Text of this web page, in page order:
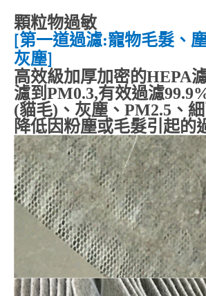
顆粒物過敏
第一道過濾:寵物毛髮、
灰塵
高效級加厚加密的HEPA
濾到 PM0.3,有效過濾
(貓毛)、灰塵、 PM2.5 、
降低因粉塵或毛髮引起的